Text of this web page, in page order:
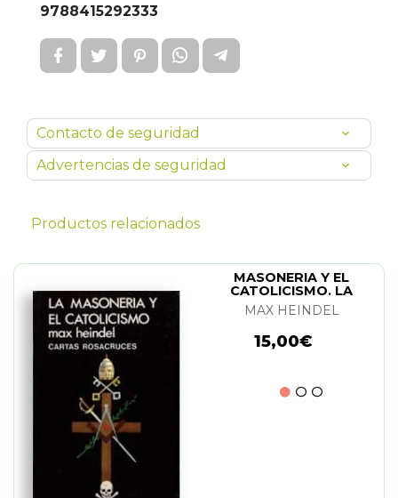
9788415292333
Contacto de seguridad
Advertencias de seguridad
Productos relacionados
MASONERIA Y EL
CATOLICISMO. LA
MAX HEINDEL
15,00€